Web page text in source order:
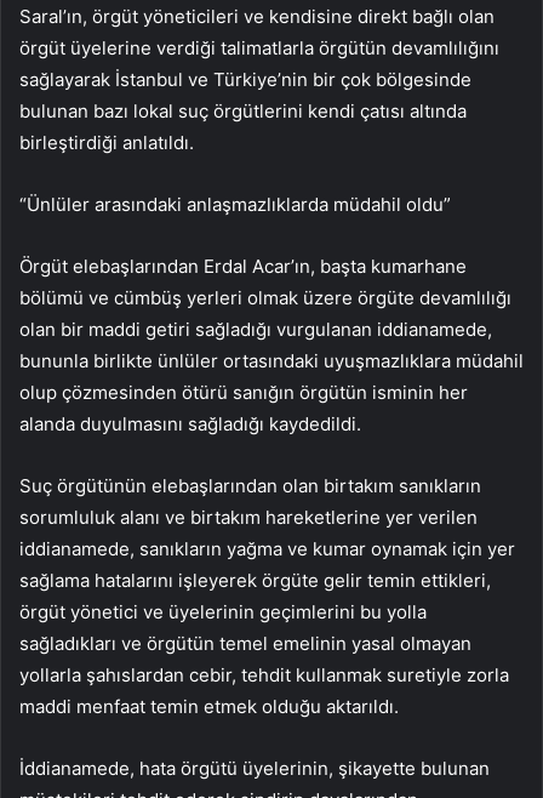
Saral’ın, örgüt yöneticileri ve kendisine direkt bağlı olan
örgüt üyelerine verdiği talimatlarla örgütün devamlılığını
sağlayarak İstanbul ve Türkiye’nin bir çok bölgesinde
bulunan bazı lokal suç örgütlerini kendi çatısı altında
birleştirdiği anlatıldı.
“Ünlüler arasındaki anlaşmazlıklarda müdahil oldu”
Örgüt elebaşlarından Erdal Acar’ın, başta kumarhane
bölümü ve cümbüş yerleri olmak üzere örgüte devamlılığı
olan bir maddi getiri sağladığı vurgulanan iddianamede,
bununla birlikte ünlüler ortasındaki uyuşmazlıklara müdahil
olup çözmesinden ötürü sanığın örgütün isminin her
alanda duyulmasını sağladığı kaydedildi.
Suç örgütünün elebaşlarından olan birtakım sanıkların
sorumluluk alanı ve birtakım hareketlerine yer verilen
iddianamede, sanıkların yağma ve kumar oynamak için yer
sağlama hatalarını işleyerek örgüte gelir temin ettikleri,
örgüt yönetici ve üyelerinin geçimlerini bu yolla
sağladıkları ve örgütün temel emelinin yasal olmayan
yollarla şahıslardan cebir, tehdit kullanmak suretiyle zorla
maddi menfaat temin etmek olduğu aktarıldı.
İddianamede, hata örgütü üyelerinin, şikayette bulunan